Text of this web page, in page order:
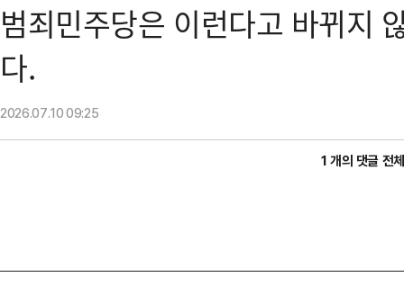
범죄민주당은 이런다고 바뀌지
다.
2026.07.1009:25
1 개의 댓글 전